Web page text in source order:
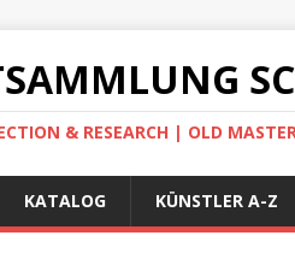
& RESEARCH | OLD
KATALOG KÜNSTLER A-Z